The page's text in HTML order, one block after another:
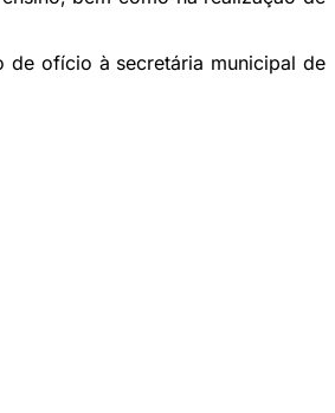
de ofício à secretária municipal de